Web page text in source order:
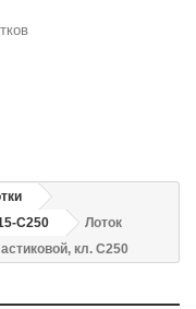
C250
Лоток
кл. C250